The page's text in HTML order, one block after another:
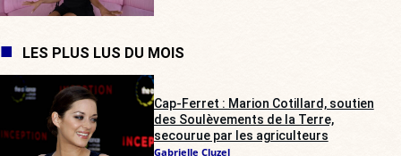
LES PLUS LUS DU MOIS
Cap-Ferret : Marion Cotillard, soutien
des Soulèvements de la Terre,
secourue par les agriculteurs
Gabrielle Cluzel